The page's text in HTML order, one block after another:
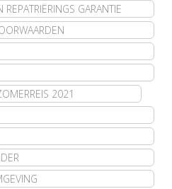
GARANTIE
2021